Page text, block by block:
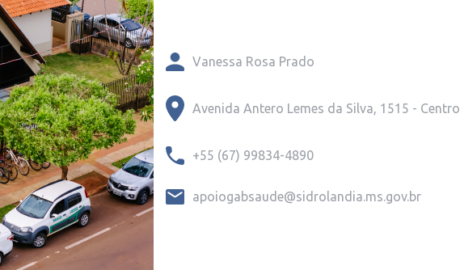
Vanessa Rosa Prado
Avenida Antero Lemes da Silva, 1515 - Centro
+55 (67) 99834-4890
apoiogabsaude@sidrolandia.ms.gov.br